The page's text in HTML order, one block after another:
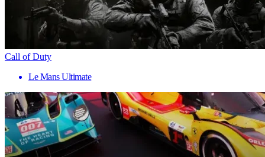
Call of Duty
Le Mans Ultimate